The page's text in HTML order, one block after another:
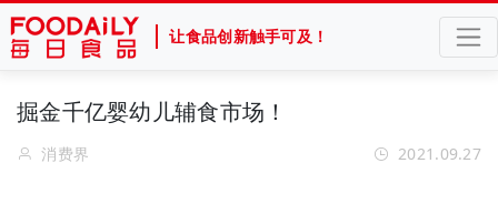
让食品创新触手可及！
掘金千亿婴幼儿辅食市场！
消费界 2021.09.27